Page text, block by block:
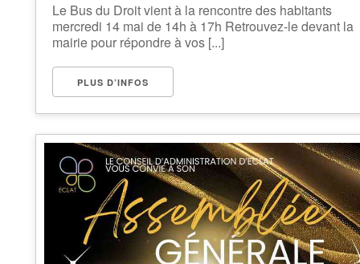
Le Bus du Droit vient à la rencontre des habitants
mercredi 14 mai de 14h à 17h Retrouvez-le devant la
mairie pour répondre à vos [...]
PLUS D’INFOS